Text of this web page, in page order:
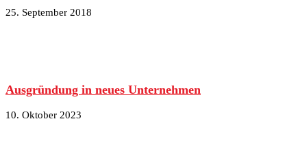
25. September 2018
Ausgründung in neues Unternehmen
10. Oktober 2023